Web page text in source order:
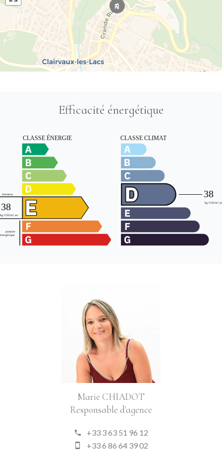
Efficacité énergétique
Marie CHIADOT
Responsable d'agence
+33 3 63 51 96 12
+33 6 86 64 39 02